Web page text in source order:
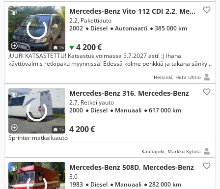
16
Mercedes-Benz Vito 112 CDI 2.2, Mercedes-Benz
4 200 €
2.2, Pakettiauto
2002 ● Diesel ● Automaatti ● 385 000 km
JUURI KATSASTETTU! Katsastus voimassa 5.7.2027 asti! :) Ihana
käyttövalmis retkipaku myynnissä! Edessä kolme penkkiä ja takana sänky
Helsinki, Heta Uhtio
15
Mercedes-Benz 316, Mercedes-Benz
4 200 €
2.7, Retkeilyauto
2000 ● Diesel ● Manuaali ● 617 000 km
Sprinter matkailuauto
Kauhajoki, Markku Kytölä
Mercedes-Benz 508D, Mercedes-Benz
3.0
1983 ● Diesel ● Manuaali ● 282 000 km